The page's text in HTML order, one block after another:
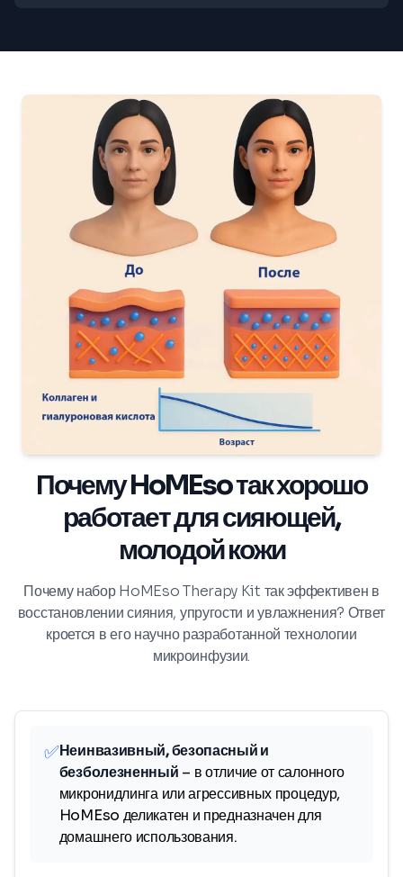
Почему HoMEso так хорошо
работает для сияющей,
молодой кожи
Почему набор HoMEso Therapy Kit так эффективен в
восстановлении сияния, упругости и увлажнения? Ответ
кроется в его научно разработанной технологии
микроинфузии.
✅Неинвазивный, безопасный и
безболезненный – в отличие от салонного
микронидлинга или агрессивных процедур,
HoMEso деликатен и предназначен для
домашнего использования.